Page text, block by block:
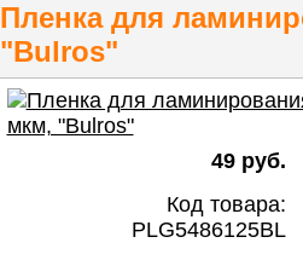
Пленка для
"Bulros"
49 руб.
Код товара:
PLG5486125BL